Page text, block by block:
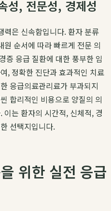
성, 전문성, 경제성
력은 신속함입니다. 환자 분류
순서에 따라 빠르게 전문 의
증 응급 질환에 대한 풍부한 임
, 정확한 진단과 효과적인 치료
응급의료관리료가 부과되지
합리적인 비용으로 양질의 의
는 환자의 시간적, 신체적, 경
선택지입니다.
위한 실전 응급